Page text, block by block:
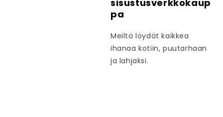
sisustusverkkokaup
pa
Meiltä löydät kaikkea
ihanaa kotiin, puutarhaan
ja lahjaksi.